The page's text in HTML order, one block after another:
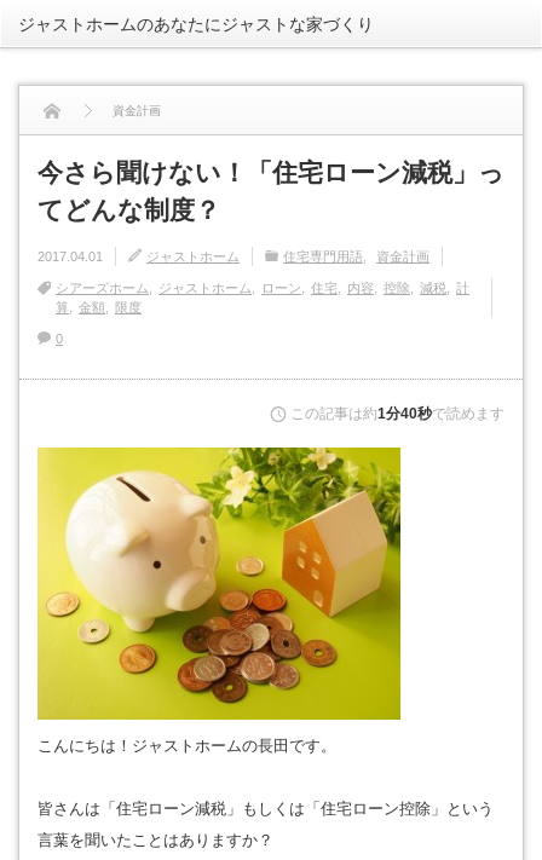
ジャストホームのあなたにジャストな家づくり
資金計画
今さら聞けない！「住宅ローン減税」ってどんな制度？
今さら聞けない！「住宅ローン減税」っ
てどんな制度？
2017.04.01 ジャストホーム 住宅専門用語 資金計画
シアーズホーム ジャストホーム ローン 住宅 内容 控除 減税
計
算
金額 限度
0
この記事は約1分40秒で読めます
こんにちは！ジャストホームの長田です。
皆さんは「住宅ローン減税」もしくは「住宅ローン控除」という
言葉を聞いたことはありますか？